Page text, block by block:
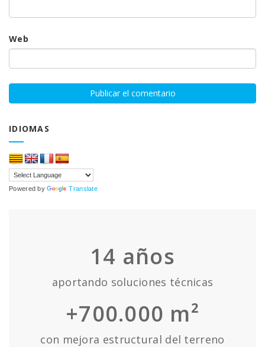
Web
IDIOMAS
Powered by Translate
14 años
aportando soluciones técnicas
+700.000 m²
con mejora estructural del terreno